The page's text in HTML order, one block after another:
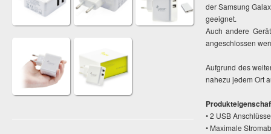
der Samsung
geeignet.
Auch andere
angeschlossen
Aufgrund des
nahezu jedem Ort
• 2 USB
• Maximale